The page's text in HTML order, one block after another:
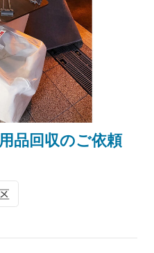
品回収のご依頼